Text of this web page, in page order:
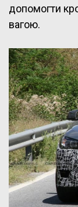
допомогти
вагою.